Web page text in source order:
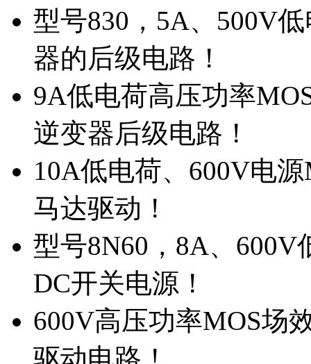
型号830，5A、500V
器的后级电路！
9A低电荷高压功率
逆变器后级电路！
10A低电荷、600V电
马达驱动！
型号8N60，8A、
DC开关电源！
600V高压功率MOS场